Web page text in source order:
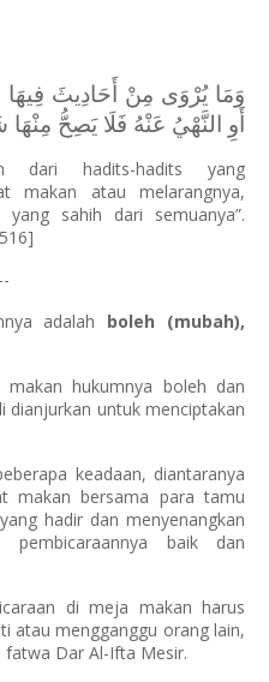
وَمَا يُرْوَى مِنْ أَحَادِيثَ فِيهَا
أَوِ النَّهْيُ عَنْهُ فَلَا يَصِحُّ
dari hadits-hadits yang
makan atau melarangnya,
sahih dari semuanya”.
adalah boleh (mubah),
hukumnya boleh dan
dianjurkan untuk menciptakan
keadaan, diantaranya
makan bersama para tamu
hadir dan menyenangkan
baik dan
di meja makan harus
atau mengganggu orang lain,
fatwa Dar Al-Ifta Mesir.